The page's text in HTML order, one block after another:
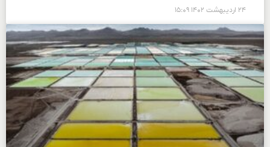
۲۴ اردیبهشت ۱۴۰۲ ۱۵:۰۹